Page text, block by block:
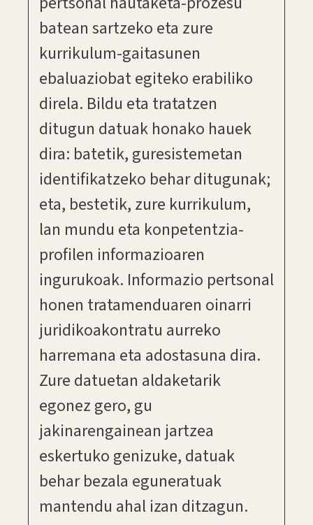
batean sartzeko eta zure
kurrikulum-gaitasunen
ebaluaziobat egiteko erabiliko
direla. Bildu eta tratatzen
ditugun datuak honako hauek
dira: batetik, guresistemetan
identifikatzeko behar ditugunak;
eta, bestetik, zure kurrikulum,
lan mundu eta konpetentzia-
profilen informazioaren
ingurukoak. Informazio pertsonal
honen tratamenduaren oinarri
juridikoakontratu aurreko
harremana eta adostasuna dira.
Zure datuetan aldaketarik
egonez gero, gu
jakinarengainean jartzea
eskertuko genizuke, datuak
behar bezala eguneratuak
mantendu ahal izan ditzagun.